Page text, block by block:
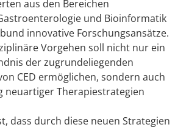
aus den Bereichen
und Bioinformatik
innovative Forschungsansätze.
Vorgehen soll nicht nur ein
der zugrundeliegenden
CED ermöglichen, sondern auch
neuartiger Therapiestrategien
dass durch diese neuen Strategien